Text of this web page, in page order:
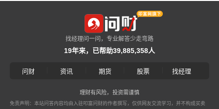
找经理问一问，专业解答少走弯路
19年来，已帮助39,885,358人
问财 资讯 期货 股票 找经理
理财有风险，投资需谨慎
免责声明：本站问答内容均由入驻叩富问财的作者撰写，仅供网友交流学习，并不构成买卖